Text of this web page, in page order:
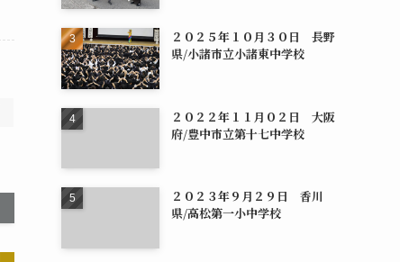
２０２５年１０月３０日 長野
県/小諸市立小諸東中学校
２０２２年１１月０２日 大阪
府/豊中市立第十七中学校
２０２３年９月２９日 香川
県/高松第一小中学校